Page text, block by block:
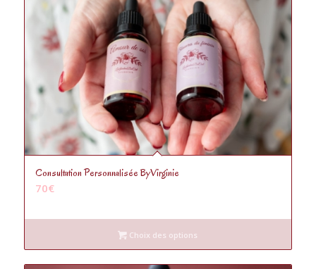
Consultation Personnalisée ByVirginie
70€
Choix des options